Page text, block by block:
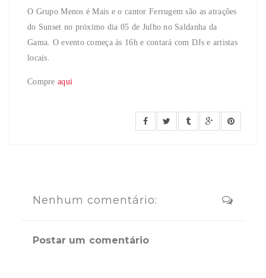
O Grupo Menos é Mais e o cantor Ferrugem são as atrações
do Sunset no próximo dia 05 de Julho no Saldanha da
Gama. O evento começa às 16h e contará com DJs e artistas
locais.
Compre aqui
Nenhum comentário:
Postar um comentário